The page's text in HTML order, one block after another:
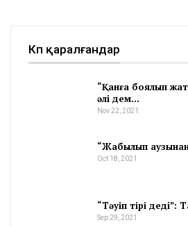
Көп қаралғандар
“Қанға боялып
әлі дем…
Nov 22, 2021
“Жабылып
Oct 18, 2021
“Тәуіп тірі
Sep 29, 2021